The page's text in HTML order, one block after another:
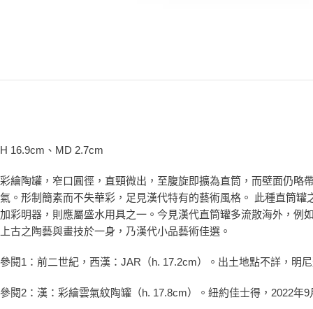
H 16.9cm、MD 2.7cm
彩繪陶罐，窄口圓徑，直頸微出，至腹旋即擴為直筒，而壁面仍
氣。形制簡素而不失華彩，足見漢代特有的藝術風格。 此種直筒
加彩明器，則應屬盛水用具之一。今見漢代直筒罐多流散海外，例
上古之陶藝與畫技於一身，乃漢代小品藝術佳選。
參閱1：前二世紀，西漢：JAR（h. 17.2cm）。出土地點不詳，明
參閱2：漢：彩繪雲氣紋陶罐（h. 17.8cm）。紐約佳士得，2022年